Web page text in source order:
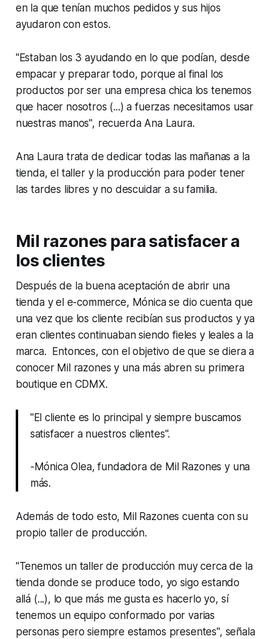
en la que tenían muchos pedidos y sus hijos
ayudaron con estos.
"Estaban los 3 ayudando en lo que podían, desde
empacar y preparar todo, porque al final los
productos por ser una empresa chica los tenemos
que hacer nosotros (...) a fuerzas necesitamos usar
nuestras manos", recuerda Ana Laura.
Ana Laura trata de dedicar todas las mañanas a la
tienda, el taller y la producción para poder tener
las tardes libres y no descuidar a su familia.
Mil razones para satisfacer a
los clientes
Después de la buena aceptación de abrir una
tienda y el e-commerce, Mónica se dio cuenta que
una vez que los cliente recibían sus productos y ya
eran clientes continuaban siendo fieles y leales a la
marca. Entonces, con el objetivo de que se diera a
conocer Mil razones y una más abren su primera
boutique en CDMX.
"El cliente es lo principal y siempre buscamos
satisfacer a nuestros clientes".
-Mónica Olea, fundadora de Mil Razones y una
más.
Además de todo esto, Mil Razones cuenta con su
propio taller de producción.
"Tenemos un taller de producción muy cerca de la
tienda donde se produce todo, yo sigo estando
allá (...), lo que más me gusta es hacerlo yo, sí
tenemos un equipo conformado por varias
personas pero siempre estamos presentes", señala